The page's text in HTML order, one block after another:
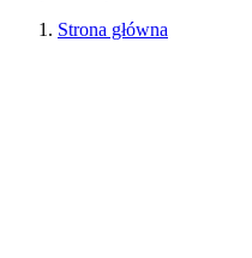
Strona główna